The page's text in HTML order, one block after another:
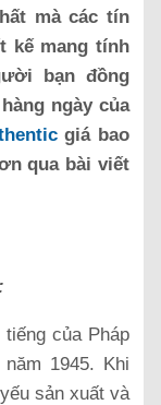
mà các tín
kế mang tính
bạn đồng
ngày của
giá bao
qua bài viết
của Pháp
1945. Khi
sản xuất và